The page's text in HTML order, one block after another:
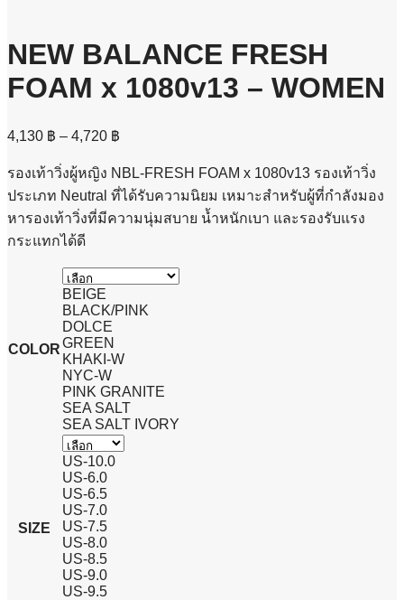
NEW BALANCE FRESH
FOAM x 1080v13 – WOMEN
4,130 ฿ – 4,720 ฿
4,130 ฿
through
รองเท้าวิ่งผู้หญิง NBL-FRESH FOAM x 1080v13 รองเท้าวิ่ง
ประเภท Neutral ที่ได้รับความนิยม เหมาะสำหรับผู้ที่กำลังมอง
หารองเท้าวิ่งที่มีความนุ่มสบาย น้ำหนักเบา และรองรับแรง
กระแทกได้ดี
COLOR
BEIGE
BLACK/PINK
DOLCE
GREEN
KHAKI-W
NYC-W
PINK GRANITE
SEA SALT
SEA SALT IVORY
SIZE
US-10.0
US-6.0
US-6.5
US-7.0
US-7.5
US-8.0
US-8.5
US-9.0
US-9.5